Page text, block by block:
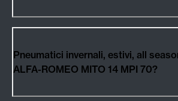
Pneumatici invernali, estivi, all
ALFA-ROMEO MITO 14 MPI 70?